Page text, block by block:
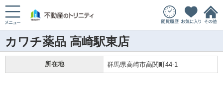
カワチ薬品 高崎駅東店
所在地 群馬県高崎市高関町44-1